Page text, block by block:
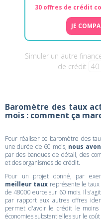
30 offres de crédit
JE
Simuler un autre
de crédit
Baromètre des taux
mois : comment ça
Pour réaliser ce baromètre des
une durée de 60 mois, nous
par des banques de détail, des
et des organismes de crédit.
Pour un projet donné, par
meilleur taux représente le
de 48000 euros sur 60 mois. Il
par rapport aux autres offres
permet d'avoir le crédit le
économies substantielles sur le